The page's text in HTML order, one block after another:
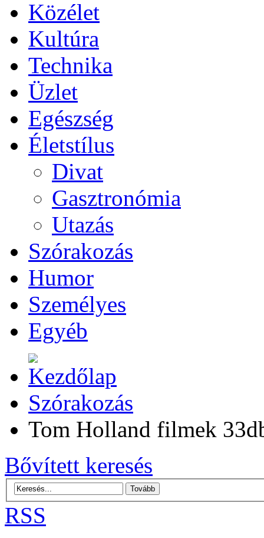
Közélet
Kultúra
Technika
Üzlet
Egészség
Életstílus
Divat
Gasztronómia
Utazás
Szórakozás
Humor
Személyes
Egyéb
Szórakozás
Tom Holland filmek
Bővített keresés
RSS